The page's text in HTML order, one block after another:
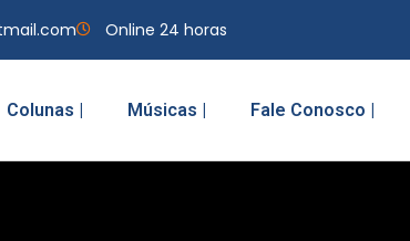
Online 24 horas
Colunas | Músicas | Fale Conosco |